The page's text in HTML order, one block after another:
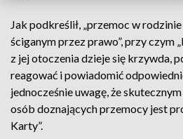
Jak podkreślił, „przemoc w
ściganym przez prawo”, przy czym
z jej otoczenia dzieje się krzywda,
reagować i powiadomić
jednocześnie uwagę, że
osób doznających przemocy jest
Karty”.